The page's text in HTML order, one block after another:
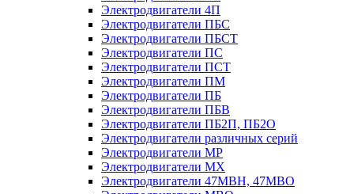
Электродвигатели 4П
Электродвигатели ПБС
Электродвигатели ПБСТ
Электродвигатели ПС
Электродвигатели ПСТ
Электродвигатели ПМ
Электродвигатели ПБ
Электродвигатели ПБВ
Электродвигатели ПБ2П, ПБ2О
Электродвигатели различных серий
Электродвигатели МР
Электродвигатели MX
Электродвигатели 47MBH, 47МВО